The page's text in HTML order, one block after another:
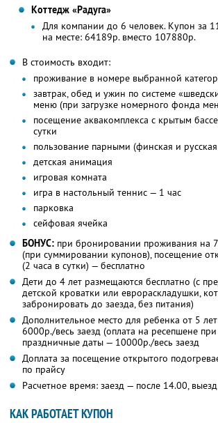
Коттедж «Радуга»
Для компании до 6 человек. Купон за
на месте: 64189р. вместо 107880р.
В стоимость входит:
проживание в номере выбранной
завтрак, обед и ужин по системе
меню (при загрузке номерного фонда
посещение аквакомплекса с крытым
сутки
пользование парными (финская и
детская анимация
игровая комната
игра в настольный теннис — 1 час
парковка
сейфовая ячейка
БОНУС: при бронировании проживания на
(при суммировании купонов), посещение
(2 часа в сутки) — бесплатно
Дети до 4 лет размещаются бесплатно (с
детской кроватки или еврораскладушки,
забронировать до заезда, без питания)
Дополнительное место для ребенка от 5
6000р./весь заезд (оплата на ресепшене при
праздничные даты — 10000р./весь заезд
Доплата за посещение открытого
по прайсу
Расчетное время: заезд — после 14.00,
КАК РАБОТАЕТ КУПОН